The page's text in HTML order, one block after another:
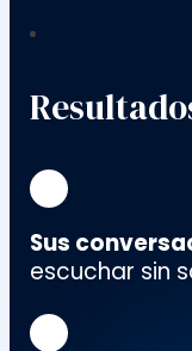
Sus
escuchar sin